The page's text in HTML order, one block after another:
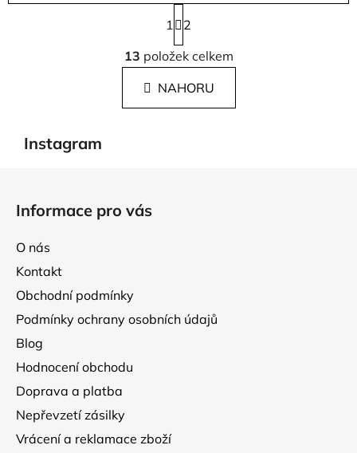
O
v
á
d
i
S
t
r
á
n
k
1
2
13 položek celkem
NAHORU
Instagram
Informace pro vás
O nás
Kontakt
Obchodní podmínky
Podmínky ochrany osobních údajů
Blog
Hodnocení obchodu
Doprava a platba
Nepřevzetí zásilky
Vrácení a reklamace zboží